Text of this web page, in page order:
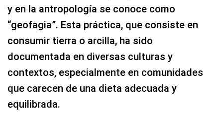
y en la antropología se conoce como
“geofagia”. Esta práctica, que consiste en
consumir tierra o arcilla, ha sido
documentada en diversas culturas y
contextos, especialmente en comunidades
que carecen de una dieta adecuada y
equilibrada.